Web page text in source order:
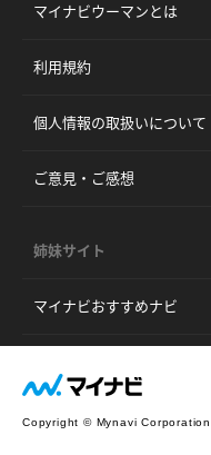
マイナビウーマンとは
利用規約
個人情報の取扱いについて
ご意見・ご感想
姉妹サイト
マイナビおすすめナビ
Copyright © Mynavi Corporation